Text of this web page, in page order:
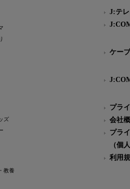
ズ
教養
J:テレ
ケー
プラ
会社
プラ
（個
利用